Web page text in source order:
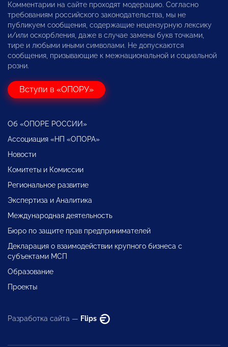
Комментарии на сайте проходят модерацию. Согласно
требованиям российского законодательства, мы не
публикуем сообщения, содержащие нецензурную лексику
и/или оскорбления, даже в случае замены букв точками,
тире и любыми иными символами. Не допускаются
сообщения, призывающие к межнациональной и социальной
розни.
Вступи в «ОПОРУ»
Об «ОПОРЕ РОССИИ»
Ассоциация «НП «ОПОРА»
Новости
Комитеты и Комиссии
Региональное развитие
Экспертиза и Аналитика
Международная деятельность
Бюро по защите прав предпринимателей
Декларация о взаимодействии крупного бизнеса с
субъектами МСП
Образование
Проекты
Разработка сайта — Flips